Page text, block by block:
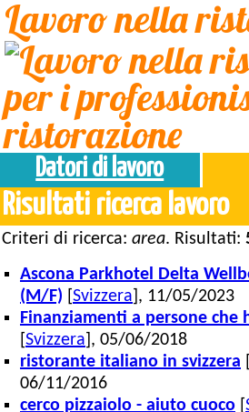
Lavoro nella
Datori di lavoro
Risultati ricerca lavoro
Criteri di ricerca: area. Risultati:
Ascona Parkhotel Delta
(M/F) Svizzera ], 11/05/2023
Finanziamenti a persone che
Svizzera ], 05/06/2018
ristorante italiano in svizzera
06/11/2016
cerco pizzaiolo - aiuto cuoco